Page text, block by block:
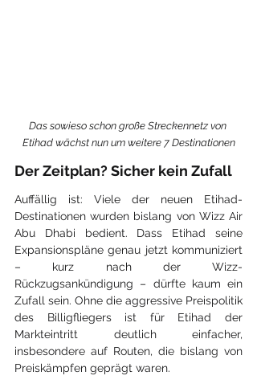
Das sowieso schon große Streckennetz von
Etihad wächst nun um weitere 7 Destinationen
Der Zeitplan? Sicher kein Zufall
Auffällig ist: Viele der neuen Etihad-
Destinationen wurden bislang von Wizz Air
Abu Dhabi bedient. Dass Etihad seine
Expansionspläne genau jetzt kommuniziert
– kurz nach der Wizz-
Rückzugsankündigung – dürfte kaum ein
Zufall sein. Ohne die aggressive Preispolitik
des Billigfliegers ist für Etihad der
Markteintritt deutlich einfacher,
insbesondere auf Routen, die bislang von
Preiskämpfen geprägt waren.